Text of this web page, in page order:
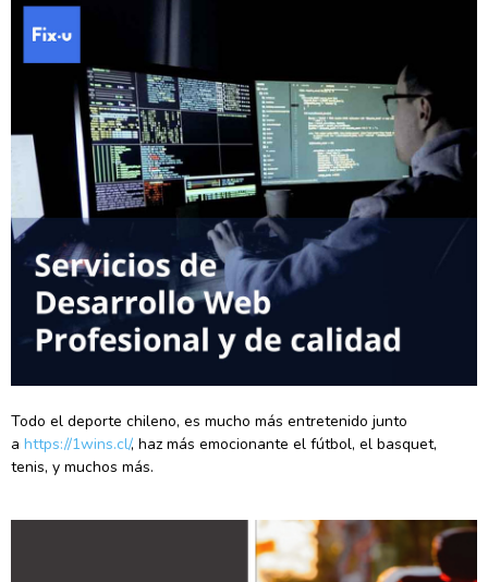
Todo el deporte chileno, es mucho más entretenido junto
a https://1wins.cl/, haz más emocionante el fútbol, el basquet,
tenis, y muchos más.